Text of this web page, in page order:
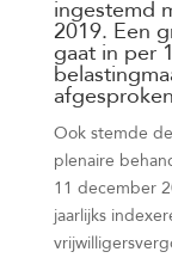
ingestemd
2019. Een
gaat in per
Ook stemde
plenaire
11 december
jaarlijks